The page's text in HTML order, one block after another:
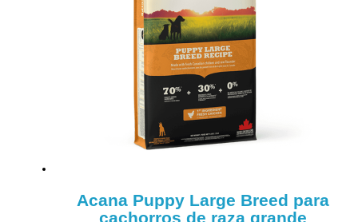
variantes.
Las
opciones
se
pueden
elegir
en
la
Acana Puppy Large Breed para
cachorros de raza grande